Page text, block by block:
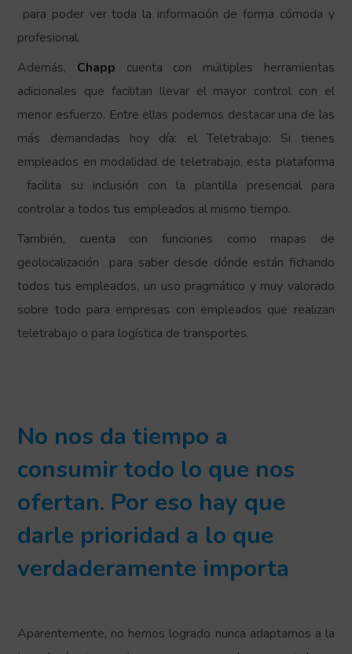
para poder ver toda la información de forma cómoda y
profesional.
Además, Chapp cuenta con múltiples herramientas
adicionales que facilitan llevar el mayor control con el
menor esfuerzo. Entre ellas podemos destacar una de las
más demandadas hoy día: el Teletrabajo: Si tienes
empleados en modalidad de teletrabajo, esta plataforma
facilita su inclusión con la plantilla presencial para
controlar a todos tus empleados al mismo tiempo.
También, cuenta con funciones como mapas de
geolocalización para saber desde dónde están fichando
todos tus empleados, un uso pragmático y muy valorado
sobre todo para empresas con empleados que realizan
teletrabajo o para logística de transportes.
No nos da tiempo a
consumir todo lo que nos
ofertan. Por eso hay que
darle prioridad a lo que
verdaderamente importa
Aparentemente, no hemos logrado nunca adaptarnos a la